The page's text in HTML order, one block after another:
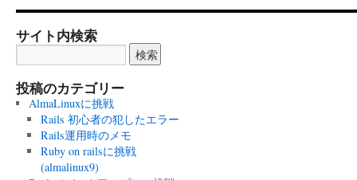
サイト内検索
投稿のカテゴリー
AlmaLinuxに挑戦
Rails 初心者の犯したエラー
Rails運用時のメモ
Ruby on railsに挑戦
(almalinux9)